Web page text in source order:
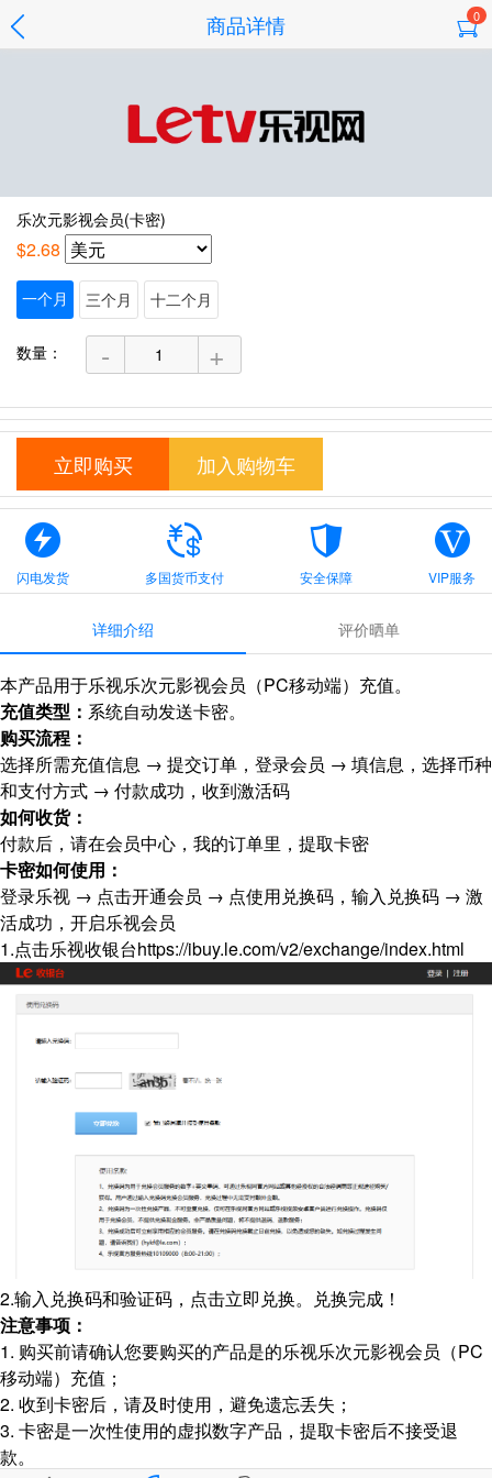
商品详情 0
乐次元影视会员(卡密)
$2.68
一个月 三个月 十二个月
数量： - +
立即购买 加入购物车
闪电发货 多国货币支付 安全保障 VIP服务
详细介绍 评价晒单
本产品用于乐视乐次元影视会员（PC移动端）充值。
充值类型： 系统自动发送卡密。
购买流程：
选择所需充值信息 → 提交订单，登录会员 → 填信息，选择币种
和支付方式 → 付款成功，收到激活码
如何收货：
付款后，请在会员中心，我的订单里，提取卡密
卡密如何使用：
登录乐视 → 点击开通会员 → 点使用兑换码，输入兑换码 → 激
活成功，开启乐视会员
1.点击乐视收银台https://ibuy.le.com/v2/exchange/index.html
2.输入兑换码和验证码，点击立即兑换。兑换完成！
注意事项：
1. 购买前请确认您要购买的产品是的乐视乐次元影视会员（PC
移动端）充值；
2. 收到卡密后，请及时使用，避免遗忘丢失；
3. 卡密是一次性使用的虚拟数字产品，提取卡密后不接受退
款。